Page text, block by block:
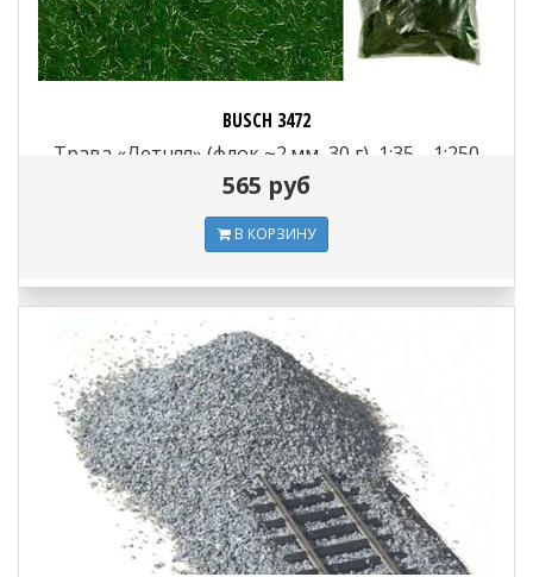
BUSCH 3472
Трава «Летняя» (флок ~2 мм, 30 г), 1:35—1:250
565 руб
В КОРЗИНУ